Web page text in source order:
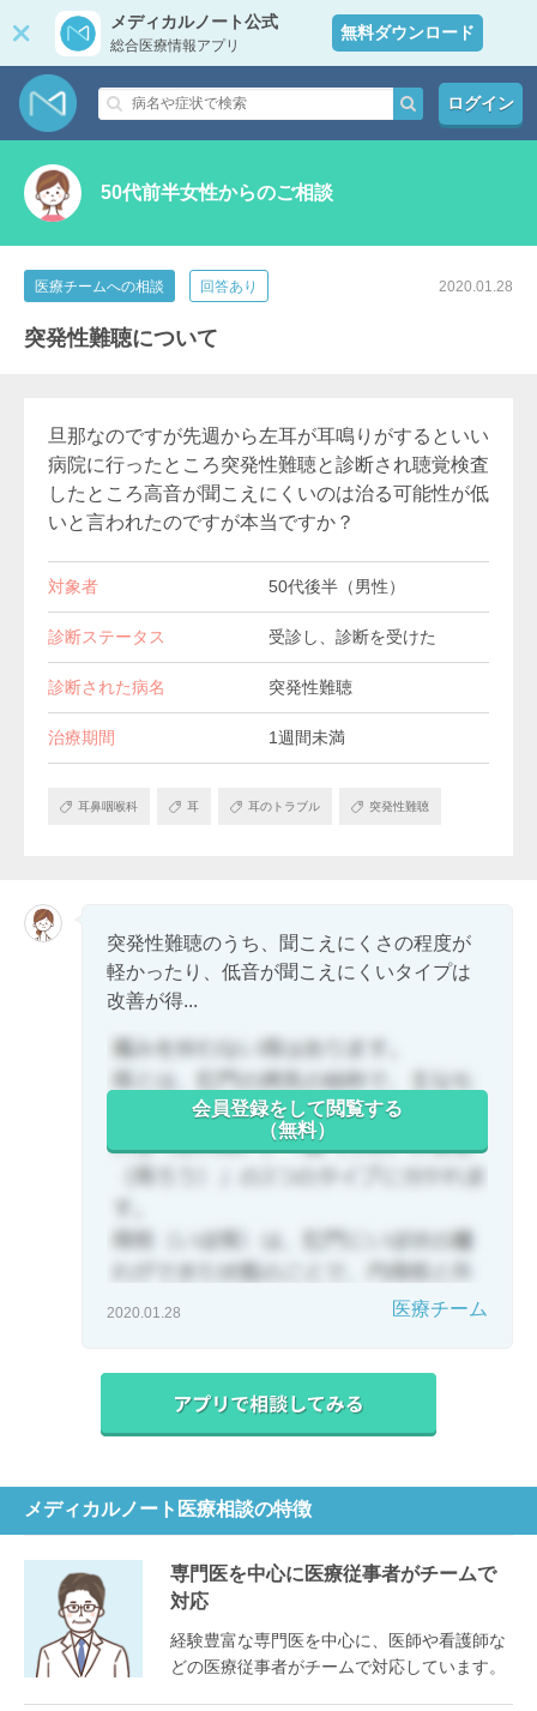
メディカルノート公式
総合医療情報アプリ
無料ダウンロード
ログイン
50代前半女性からのご相談
医療チームへの相談 回答あり 2020.01.28
突発性難聴について
旦那なのですが先週から左耳が耳鳴りがするといい
病院に行ったところ突発性難聴と診断され聴覚検査
したところ高音が聞こえにくいのは治る可能性が低
いと言われたのですが本当ですか？
対象者 50代後半（男性）
診断ステータス 受診し、診断を受けた
診断された病名 突発性難聴
治療期間 1週間未満
耳鼻咽喉科 耳 耳のトラブル 突発性難聴
突発性難聴のうち、聞こえにくさの程度が
軽かったり、低音が聞こえにくいタイプは
改善が得...
会員登録をして閲覧する
（無料）
2020.01.28 医療チーム
メディカルノート医療相談の特徴
専門医を中心に医療従事者がチームで
対応
経験豊富な専門医を中心に、医師や看護師な
どの医療従事者がチームで対応しています。